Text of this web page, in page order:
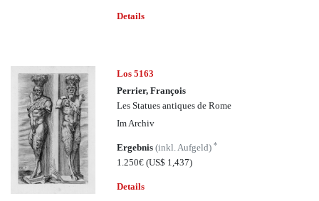
Details
Los 5163
Perrier, François
Les Statues antiques de Rome
Im Archiv
Ergebnis(inkl. Aufgeld)*
1.250€(US$ 1,437)
Details